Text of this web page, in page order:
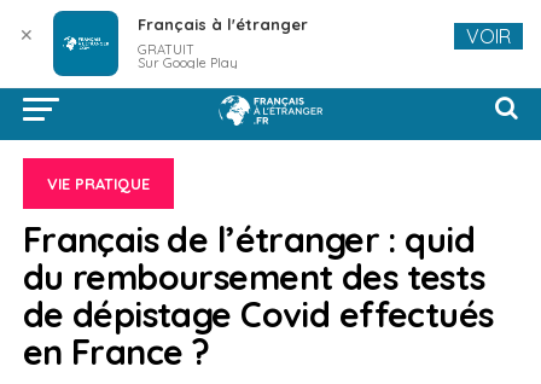
VIE PRATIQUE
Français de l’étranger : quid
du remboursement des tests
de dépistage Covid effectués
en France ?
✕ Français à l'étranger
GRATUIT
Sur Google Play
VOIR